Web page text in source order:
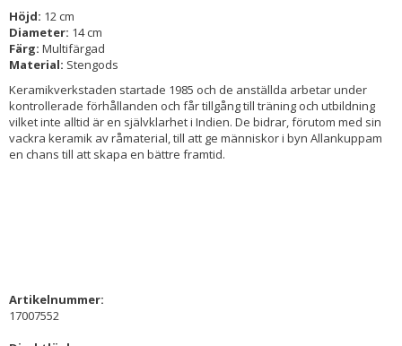
Höjd: 12 cm
Diameter: 14 cm
Färg: Multifärgad
Material: Stengods
Keramikverkstaden startade 1985 och de anställda arbetar under
kontrollerade förhållanden och får tillgång till träning och utbildning
vilket inte alltid är en självklarhet i Indien. De bidrar, förutom med sin
vackra keramik av råmaterial, till att ge människor i byn Allankuppam
en chans till att skapa en bättre framtid.
Artikelnummer:
17007552